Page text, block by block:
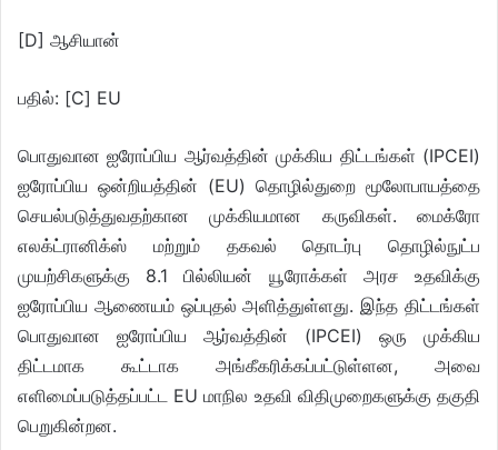
[D] ஆசியான்
பதில்: [C] EU
பொதுவான ஐரோப்பிய ஆர்வத்தின் முக்கிய திட்டங்கள் (IPCEI)
ஐரோப்பிய ஒன்றியத்தின் (EU) தொழில்துறை மூலோபாயத்தை
செயல்படுத்துவதற்கான முக்கியமான கருவிகள். மைக்ரோ
எலக்ட்ரானிக்ஸ் மற்றும் தகவல் தொடர்பு தொழில்நுட்ப
முயற்சிகளுக்கு 8.1 பில்லியன் யூரோக்கள் அரச உதவிக்கு
ஐரோப்பிய ஆணையம் ஒப்புதல் அளித்துள்ளது. இந்த திட்டங்கள்
பொதுவான ஐரோப்பிய ஆர்வத்தின் (IPCEI) ஒரு முக்கிய
திட்டமாக கூட்டாக அங்கீகரிக்கப்பட்டுள்ளன, அவை
எளிமைப்படுத்தப்பட்ட EU மாநில உதவி விதிமுறைகளுக்கு தகுதி
பெறுகின்றன.